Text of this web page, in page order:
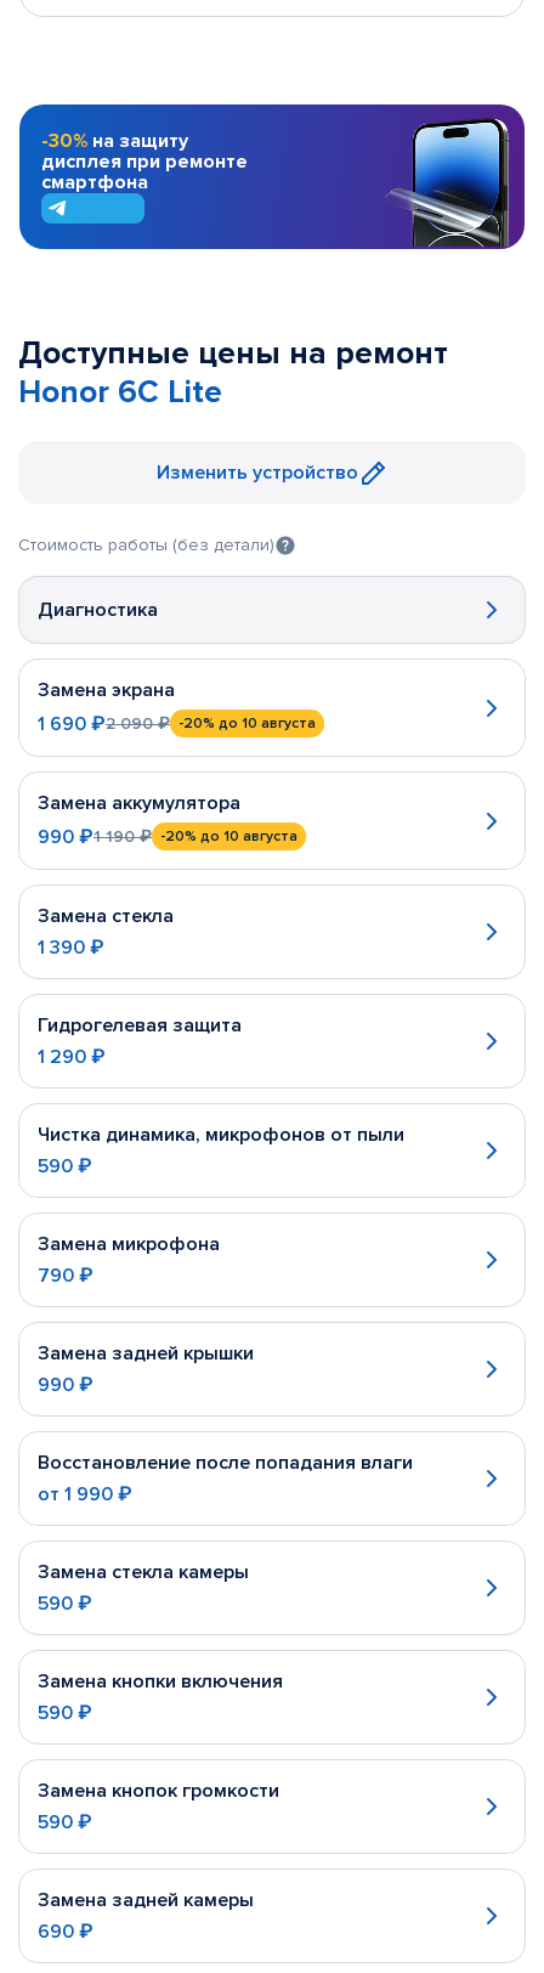
-30% на защиту
дисплея при ремонте
смартфона
Доступные цены на ремонт
Honor 6C Lite
Изменить устройство
Стоимость работы (без детали)
Диагностика
Замена экрана
1 690 ₽2 090 ₽ -20% до 10 августа
Замена аккумулятора
990 ₽1 190 ₽ -20% до 10 августа
Замена стекла
1 390 ₽
Гидрогелевая защита
1 290 ₽
Чистка динамика, микрофонов от пыли
590 ₽
Замена микрофона
790 ₽
Замена задней крышки
990 ₽
Восстановление после попадания влаги
от 1 990 ₽
Замена стекла камеры
590 ₽
Замена кнопки включения
590 ₽
Замена кнопок громкости
590 ₽
Замена задней камеры
690 ₽